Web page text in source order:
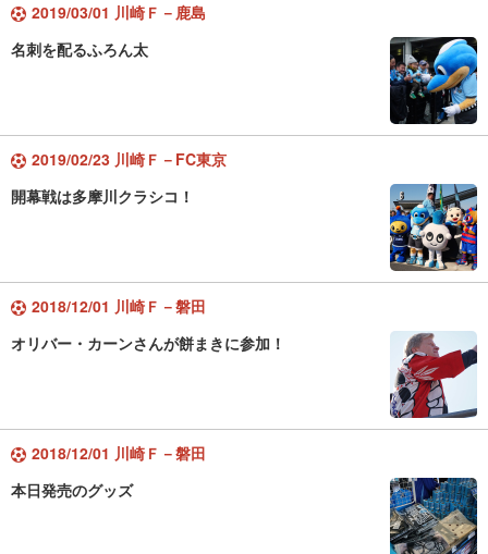
2019/03/01 川崎Ｆ－鹿島
名刺を配るふろん太
2019/02/23 川崎Ｆ－FC東京
開幕戦は多摩川クラシコ！
2018/12/01 川崎Ｆ－磐田
オリバー・カーンさんが餅まきに参加！
2018/12/01 川崎Ｆ－磐田
本日発売のグッズ